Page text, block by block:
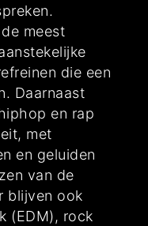
meest
die een
Daarnaast
en rap
met
en geluiden
van de
blijven ook
(EDM), rock